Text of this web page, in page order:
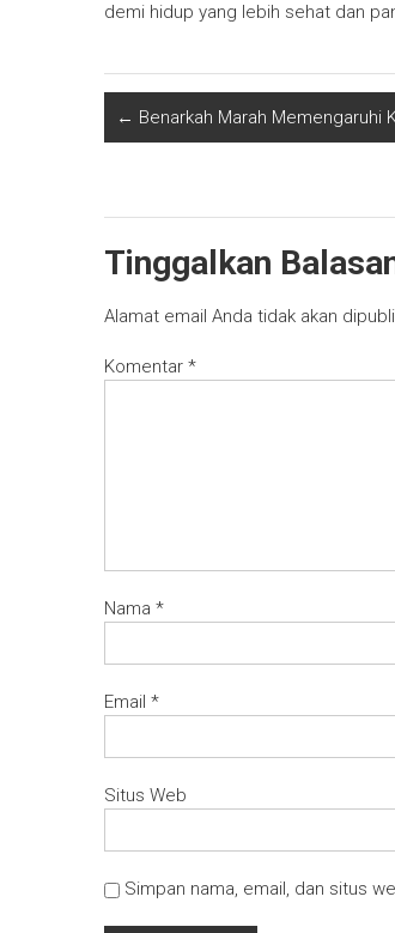
demi hidup yang lebih sehat dan
← Benarkah Marah Memengaruhi
Tinggalkan
Alamat email Anda tidak akan
Komentar *
Nama *
Email *
Situs Web
Simpan nama, email, dan situs